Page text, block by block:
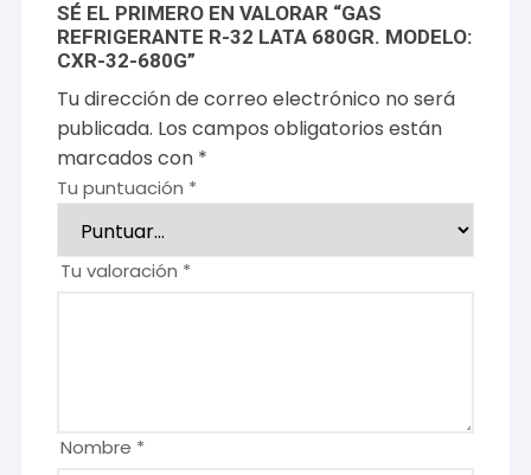
SÉ EL PRIMERO EN VALORAR “GAS
REFRIGERANTE R-32 LATA 680GR. MODELO:
CXR-32-680G”
Tu dirección de correo electrónico no será
publicada. Los campos obligatorios están
marcados con *
Tu puntuación *
Tu valoración *
Nombre *